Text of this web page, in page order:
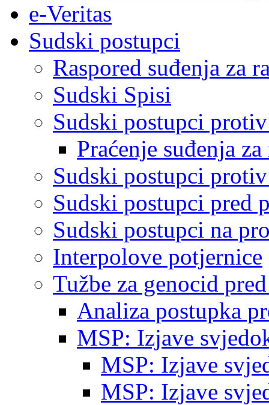
e-Veritas
Sudski postupci
Raspored suđenja za
Sudski Spisi
Sudski postupci
Praćenje suđenja
Sudski postupci
Sudski postupci pred
Sudski postupci na
Interpolove potjernice
Tužbe za genocid
Analiza postupka
MSP: Izjave
MSP: Izjave
MSP: Izjave